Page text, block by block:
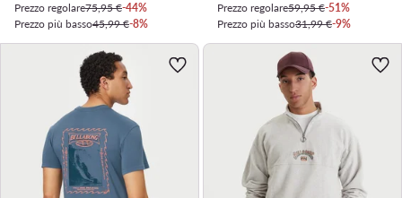
Prezzo regolare75,95 €-44%
Prezzo più basso45,99 €-8%
Prezzo regolare59,95 €-51%
Prezzo più basso31,99 €-9%